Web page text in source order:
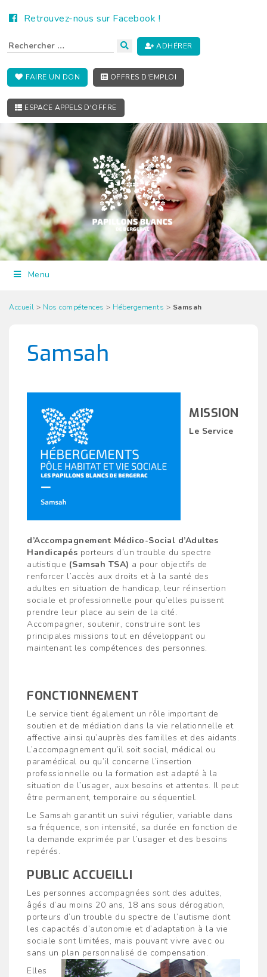
Retrouvez-nous sur Facebook !
ADHÉRER
FAIRE UN DON OFFRES D'EMPLOI
ESPACE APPELS D'OFFRE
Menu
Accueil > Nos compétences > Hébergements > Samsah
Samsah
MISSION
Le Service
d’Accompagnement Médico-Social d’Adultes
Handicapés porteurs d’un trouble du spectre
autistique (Samsah TSA) a pour objectifs de
renforcer l’accès aux droits et à la santé des
adultes en situation de handicap, leur réinsertion
sociale et professionnelle pour qu’elles puissent
prendre leur place au sein de la cité.
Accompagner, soutenir, construire sont les
principales missions tout en développant ou
maintenant les compétences des personnes.
FONCTIONNEMENT
Le service tient également un rôle important de
soutien et de médiation dans la vie relationnelle et
affective ainsi qu’auprès des familles et des aidants.
L’accompagnement qu’il soit social, médical ou
paramédical ou qu’il concerne l’insertion
professionnelle ou la formation est adapté à la
situation de l’usager, aux besoins et attentes. Il peut
être permanent, temporaire ou séquentiel.
Le Samsah garantit un suivi régulier, variable dans
sa fréquence, son intensité, sa durée en fonction de
la demande exprimée par l’usager et des besoins
repérés.
PUBLIC ACCUEILLI
Les personnes accompagnées sont des adultes,
âgés d’au moins 20 ans, 18 ans sous dérogation,
porteurs d’un trouble du spectre de l’autisme dont
les capacités d’autonomie et d’adaptation à la vie
sociale sont limitées, mais pouvant vivre avec ou
sans un plan personnalisé de compensation.
Elles